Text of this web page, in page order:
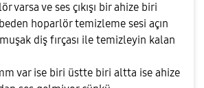
varsa ve ses çıkışı bir ahize biri
hoparlör temizleme sesi açın
diş fırçası ile temizleyin kalan
var ise biri üstte biri altta ise ahize